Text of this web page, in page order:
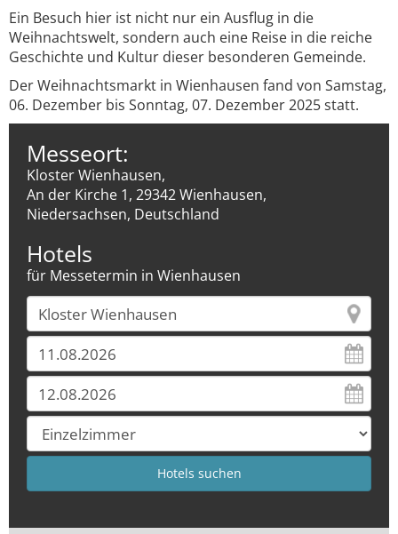
Ein Besuch hier ist nicht nur ein Ausflug in die
Weihnachtswelt, sondern auch eine Reise in die reiche
Geschichte und Kultur dieser besonderen Gemeinde.
Der Weihnachtsmarkt in Wienhausen fand von Samstag,
06. Dezember bis Sonntag, 07. Dezember 2025 statt.
Messeort:
Kloster Wienhausen,
An der Kirche 1, 29342 Wienhausen,
Niedersachsen, Deutschland
Hotels
für Messetermin in Wienhausen